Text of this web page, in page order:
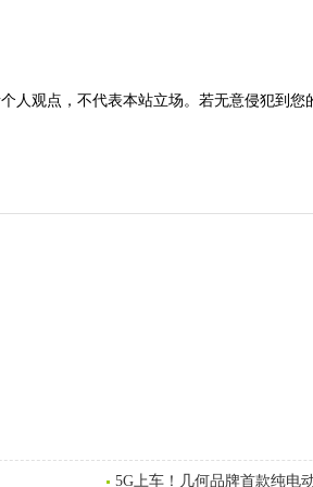
人观点，不代表本站立场。若无意侵犯到
5G上车！几何品牌首款纯电